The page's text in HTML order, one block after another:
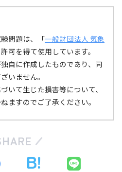
データ同化のための前処理とし
ある一定期間の観測値の振る舞
集(令和6年度),1.2 観測デー
29（気象庁）をもとに作成
誤解
測値はそのまま使われる
条件で採用される
問題は、「一般財団法人 気象
可を得て使用しています。
自に作成したものであり、同
いません。
いて生じた損害等について、
ますのでご了承ください。